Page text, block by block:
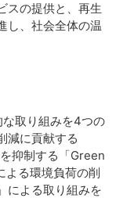
スの提供と、再生
し、社会全体の温
取り組みを4つの
減に貢献する
抑制する「Green
よる環境負荷の削
による取り組みを